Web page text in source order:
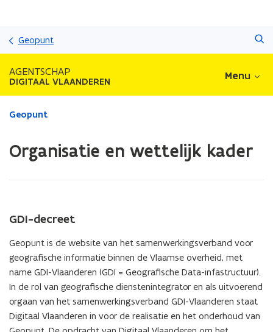
Geopunt
AGENTSCHAP
DIGITAAL VLAANDEREN Menu
Gedaan
bevindt
kader
Geopunt
Organisatie en wettelijk kader
GDI-decreet
Geopunt is de website van het samenwerkingsverband voor
geografische informatie binnen de Vlaamse overheid, met
name GDI-Vlaanderen (GDI = Geografische Data-infastructuur).
In de rol van geografische dienstenintegrator en als uitvoerend
orgaan van het samenwerkingsverband GDI-Vlaanderen staat
Digitaal Vlaanderen in voor de realisatie en het onderhoud van